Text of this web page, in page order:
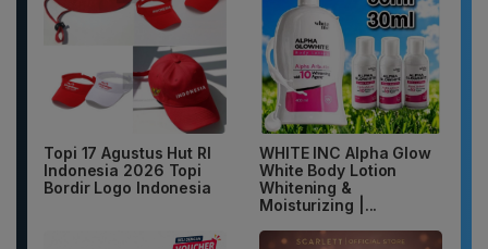
Topi 17 Agustus Hut RI
Indonesia 2026 Topi
Bordir Logo Indonesia
WHITE INC Alpha Glow
White Body Lotion
Whitening &
Moisturizing |...